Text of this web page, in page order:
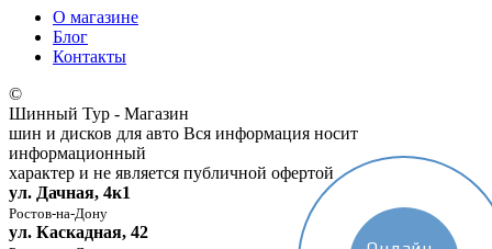
О магазине
Блог
Контакты
©
Шинный Тур - Магазин
шин и дисков для авто Вся информация носит
информационный
характер и не является публичной офертой
ул. Дачная, 4к1
Ростов-на-Дону
ул. Каскадная, 42